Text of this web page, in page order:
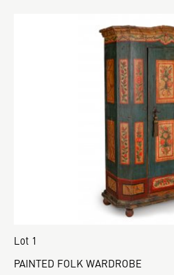
Lot 1
PAINTED FOLK WARDROBE